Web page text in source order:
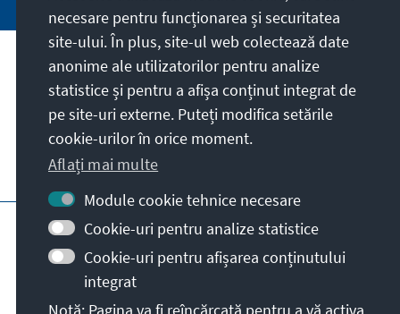
Adresa
Contact
Vizitați de asemenea și
Pagina principală KAS
Impressum
Protecția datelor personale
Termeni de utilizare
Declarație privind accesibilitatea
necesare pentru funcționarea și securitatea
site-ului. În plus, site-ul web colectează date
anonime ale utilizatorilor pentru analize
statistice și pentru a afișa conținut integrat de
pe site-uri externe. Puteți modifica setările
cookie-urilor în orice moment.
Aflați mai multe
Module cookie tehnice necesare
Cookie-uri pentru analize statistice
Cookie-uri pentru afișarea conținutului
integrat